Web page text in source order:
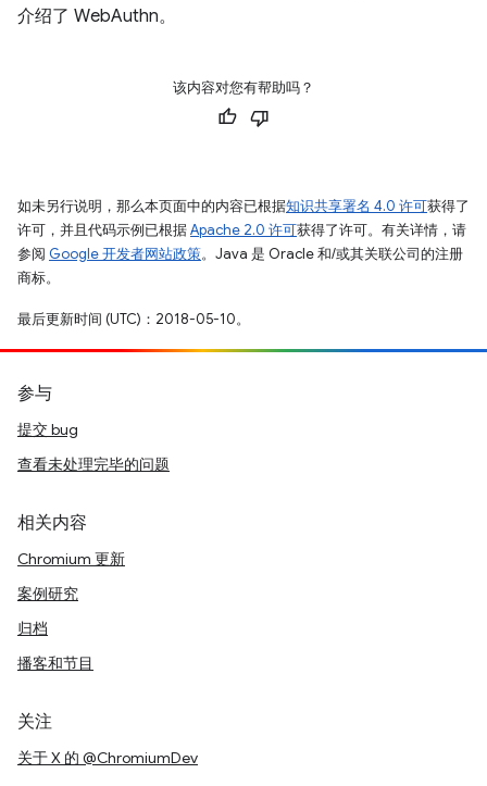
介绍了 WebAuthn。
该内容对您有帮助吗？
如未另行说明，那么本页面中的内容已根据知识共享署名 4.0 许可获得了
许可，并且代码示例已根据Apache 2.0 许可获得了许可。有关详情，请
参阅 Google 开发者网站政策。Java 是 Oracle 和/或其关联公司的注册
商标。
最后更新时间 (UTC)：2018-05-10。
参与
提交 bug
查看未处理完毕的问题
相关内容
Chromium 更新
案例研究
归档
播客和节目
关注
关于 X 的 @ChromiumDev